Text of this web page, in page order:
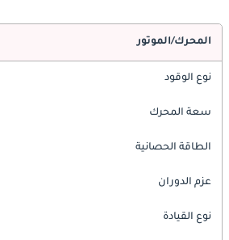
المحرك/الموتور
نوع الوقود
سعة المحرك
الطاقة الحصانية
عزم الدوران
نوع القيادة